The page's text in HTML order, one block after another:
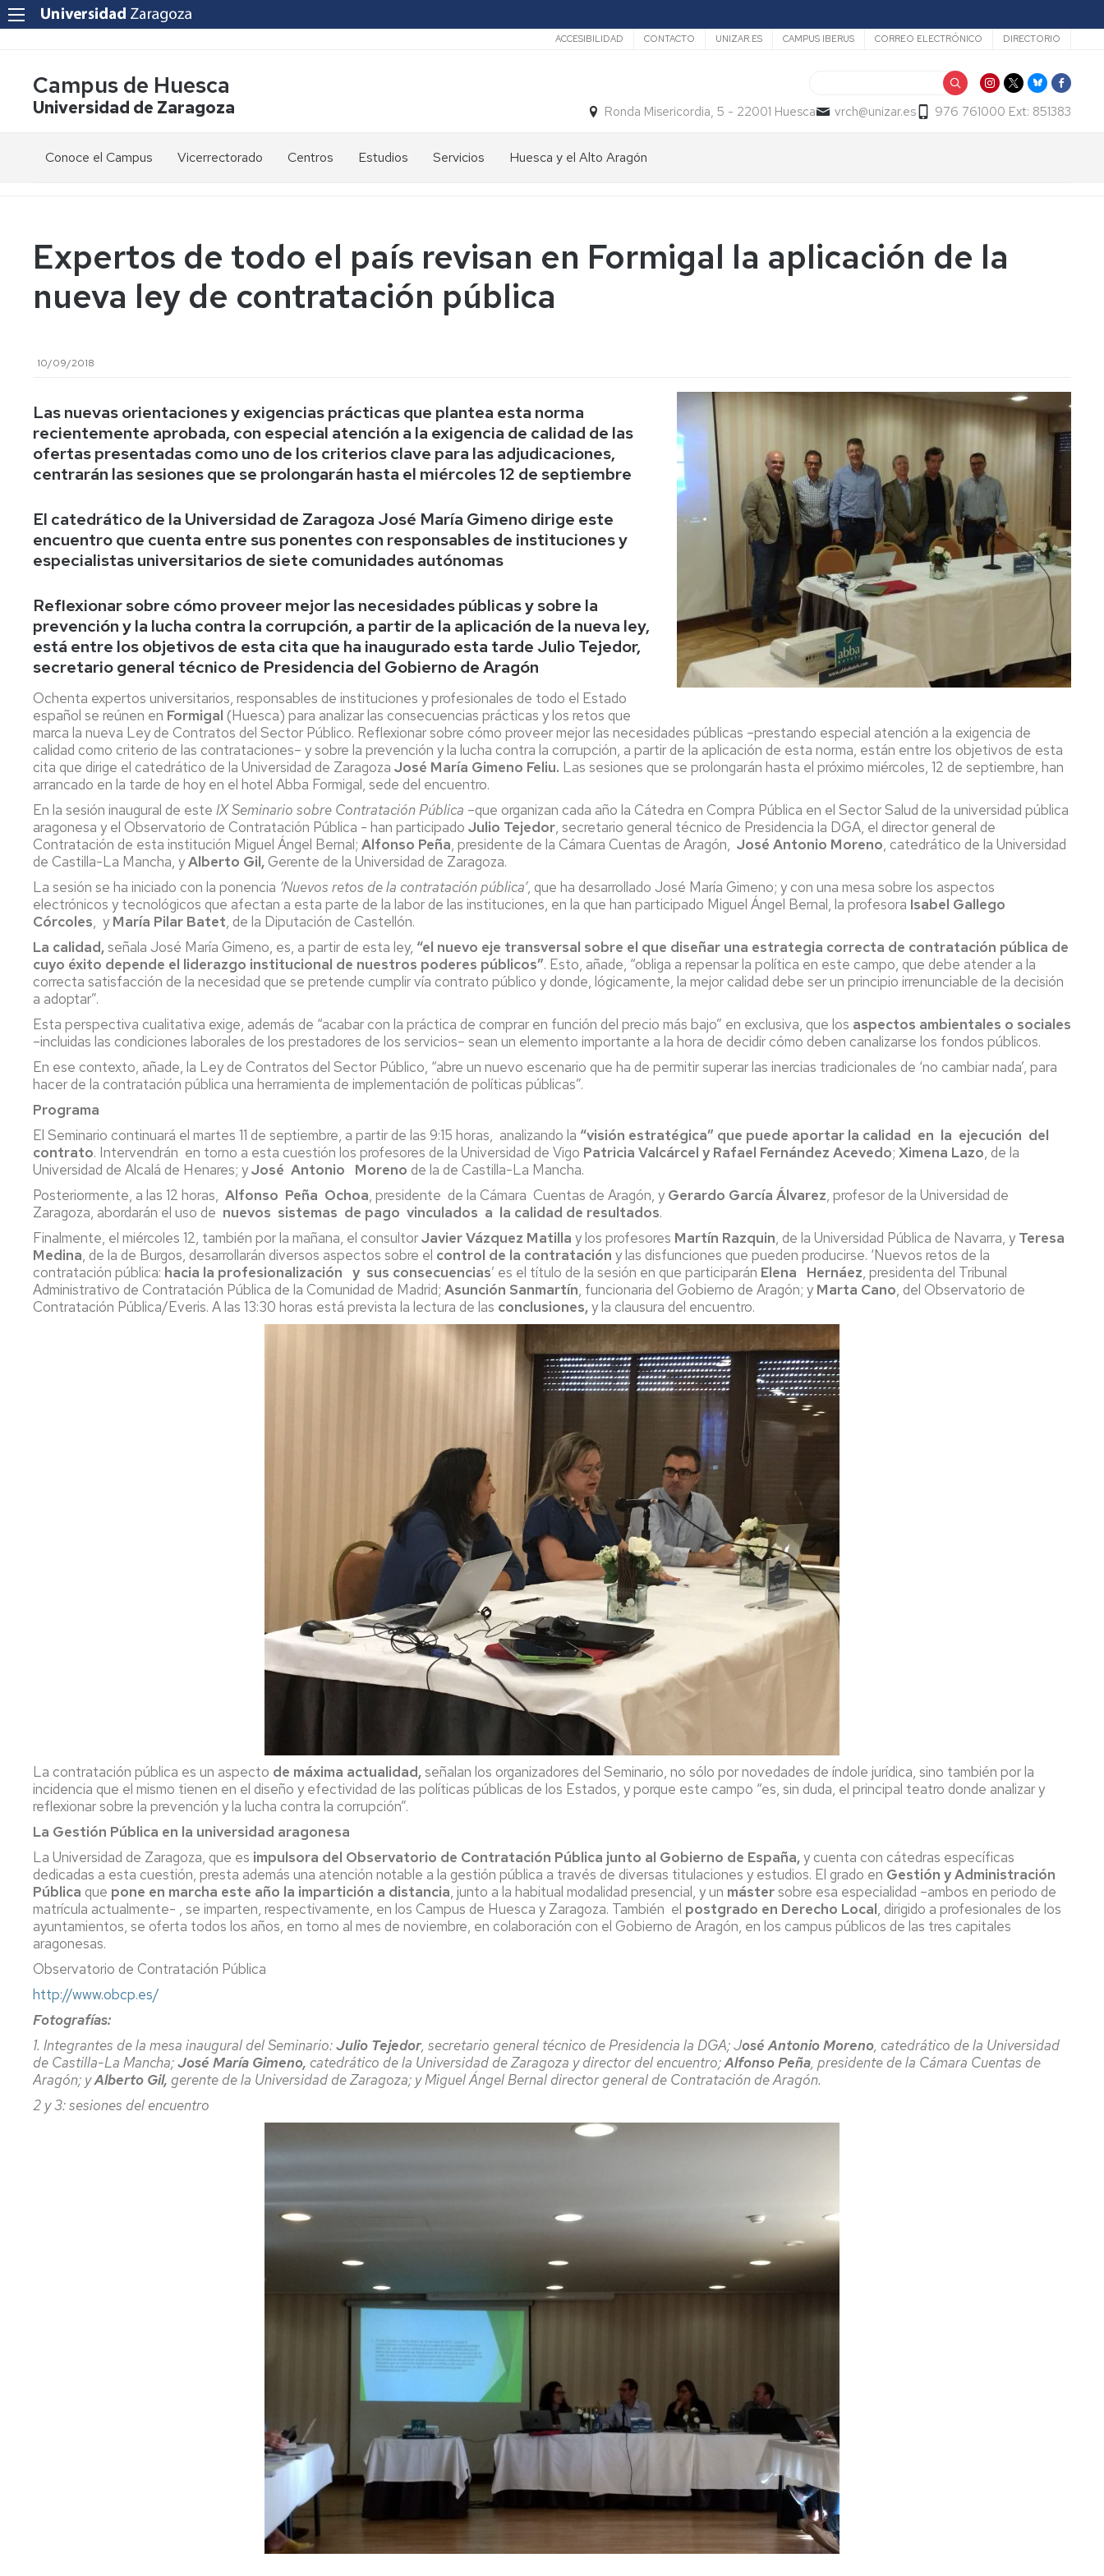
Secundario
ACCESIBILIDAD CONTACTO UNIZAR.ES CAMPUS IBERUS CORREO ELECTRÓNICO DIRECTORIO
Campus de Huesca
Universidad de Zaragoza Ronda Misericordia, 5 - 22001 Huesca vrch@unizar.es 976 761000 Ext: 851383
Conoce el Campus
Vicerrectora
Órganos
de
Gobierno
estamos
Documentos
de
referencia/Normativa
to
know
us
Vicerrectorado
elLenguas
Cursos
Universidad
de
la
Experiencia
Campus
de
Huesca
Servicios
Secretaría
Orientación
Empleo
Internacionalización
Comunicación
e
Imagen
Culturales
Comunicación
e
instalaciones
deportivas
Informática
comunicaciones
Servicio
de
Mantenimiento
Conserjería
y
correo
interno
Unizar
Otros
servicios
en
el
Campus
Centros Estudios
Estudios
postgrado
Servicios Huesca y el Alto Aragón
de
Turismo
En
Aragón
Cultura
Servicios
para
Expertos de todo el país revisan en Formigal la aplicación de la
nueva ley de contratación pública
10/09/2018
Las nuevas orientaciones y exigencias prácticas que plantea esta norma
recientemente aprobada, con especial atención a la exigencia de calidad de las
ofertas presentadas como uno de los criterios clave para las adjudicaciones,
centrarán las sesiones que se prolongarán hasta el miércoles 12 de septiembre
El catedrático de la Universidad de Zaragoza José María Gimeno dirige este
encuentro que cuenta entre sus ponentes con responsables de instituciones y
especialistas universitarios de siete comunidades autónomas
Reflexionar sobre cómo proveer mejor las necesidades públicas y sobre la
prevención y la lucha contra la corrupción, a partir de la aplicación de la nueva ley,
está entre los objetivos de esta cita que ha inaugurado esta tarde Julio Tejedor,
secretario general técnico de Presidencia del Gobierno de Aragón
Ochenta expertos universitarios, responsables de instituciones y profesionales de todo el Estado
español se reúnen en Formigal (Huesca) para analizar las consecuencias prácticas y los retos que
marca la nueva Ley de Contratos del Sector Público. Reflexionar sobre cómo proveer mejor las necesidades públicas –prestando especial atención a la exigencia de
calidad como criterio de las contrataciones– y sobre la prevención y la lucha contra la corrupción, a partir de la aplicación de esta norma, están entre los objetivos de esta
cita que dirige el catedrático de la Universidad de Zaragoza José María Gimeno Feliu. Las sesiones que se prolongarán hasta el próximo miércoles, 12 de septiembre, han
arrancado en la tarde de hoy en el hotel Abba Formigal, sede del encuentro.
En la sesión inaugural de este IX Seminario sobre Contratación Pública –que organizan cada año la Cátedra en Compra Pública en el Sector Salud de la universidad pública
aragonesa y el Observatorio de Contratación Pública - han participado Julio Tejedor, secretario general técnico de Presidencia la DGA, el director general de
Contratación de esta institución Miguel Ángel Bernal; Alfonso Peña, presidente de la Cámara Cuentas de Aragón, José Antonio Moreno, catedrático de la Universidad
de Castilla-La Mancha, yAlberto Gil,Gerente de la Universidad de Zaragoza.
La sesión se ha iniciado con la ponencia ‘Nuevos retos de la contratación pública’, que ha desarrollado José María Gimeno; y con una mesa sobre los aspectos
electrónicos y tecnológicos que afectan a esta parte de la labor de las instituciones, en la que han participado Miguel Ángel Bernal, la profesora Isabel Gallego
Córcoles, y María Pilar Batet, de la Diputación de Castellón.
La calidad,señala José María Gimeno, es, a partir de esta ley, “el nuevo eje transversal sobre el que diseñar una estrategia correcta de contratación pública de
cuyo éxito depende el liderazgo institucional de nuestros poderes públicos”. Esto, añade, “obliga a repensar la política en este campo, que debe atender a la
correcta satisfacción de la necesidad que se pretende cumplir vía contrato público y donde, lógicamente, la mejor calidad debe ser un principio irrenunciable de la decisión
a adoptar”.
Esta perspectiva cualitativa exige, además de “acabar con la práctica de comprar en función del precio más bajo” en exclusiva, que los aspectos ambientales o sociales
–incluidas las condiciones laborales de los prestadores de los servicios– sean un elemento importante a la hora de decidir cómo deben canalizarse los fondos públicos.
En ese contexto, añade, la Ley de Contratos del Sector Público, “abre un nuevo escenario que ha de permitir superar las inercias tradicionales de ‘no cambiar nada’, para
hacer de la contratación pública una herramienta de implementación de políticas públicas”.
Programa
El Seminario continuará el martes 11 de septiembre, a partir de las 9:15 horas, analizando la “visión estratégica” que puede aportar la calidad en la ejecución del
contrato. Intervendrán en torno a esta cuestión los profesores de la Universidad de Vigo Patricia Valcárcel y Rafael Fernández Acevedo; Ximena Lazo, de la
Universidad de Alcalá de Henares; yJosé Antonio Moreno de la de Castilla-La Mancha.
Posteriormente, a las 12 horas, Alfonso Peña Ochoa, presidente de la Cámara Cuentas de Aragón, y Gerardo García Álvarez, profesor de la Universidad de
Zaragoza, abordarán el uso de nuevos sistemas de pago vinculados a la calidad de resultados.
Finalmente, el miércoles 12, también por la mañana, el consultorJavier Vázquez Matilla y los profesores Martín Razquin, de la Universidad Pública de Navarra, y Teresa
Medina, de la de Burgos, desarrollarán diversos aspectos sobre el control de la contratación y las disfunciones que pueden producirse. ‘Nuevos retos de la
contratación pública: hacia la profesionalización y sus consecuencias’ es el título de la sesión en que participarán Elena Hernáez, presidenta del Tribunal
Administrativo de Contratación Pública de la Comunidad de Madrid; Asunción Sanmartín, funcionaria del Gobierno de Aragón; y Marta Cano, del Observatorio de
Contratación Pública/Everis. A las 13:30 horas está prevista la lectura de las conclusiones,y la clausura del encuentro.
La contratación pública es un aspecto de máxima actualidad,señalan los organizadores del Seminario, no sólo por novedades de índole jurídica, sino también por la
incidencia que el mismo tienen en el diseño y efectividad de las políticas públicas de los Estados, y porque este campo “es, sin duda, el principal teatro donde analizar y
reflexionar sobre la prevención y la lucha contra la corrupción”.
La Gestión Pública en la universidad aragonesa
La Universidad de Zaragoza, que es impulsora del Observatorio de Contratación Pública junto al Gobierno de España,y cuenta con cátedras específicas
dedicadas a esta cuestión, presta además una atención notable a la gestión pública a través de diversas titulaciones y estudios. El grado en Gestión y Administración
Pública que pone en marcha este año la impartición a distancia, junto a la habitual modalidad presencial, y un mástersobre esa especialidad –ambos en periodo de
matrícula actualmente- , se imparten, respectivamente, en los Campus de Huesca y Zaragoza. También el postgrado en Derecho Local, dirigido a profesionales de los
ayuntamientos, se oferta todos los años, en torno al mes de noviembre, en colaboración con el Gobierno de Aragón, en los campus públicos de las tres capitales
aragonesas.
Observatorio de Contratación Pública
http://www.obcp.es/
Fotografías:
1. Integrantes de la mesa inaugural del Seminario:Julio Tejedor, secretario general técnico de Presidencia la DGA; José Antonio Moreno, catedrático de la Universidad
de Castilla-La Mancha;José María Gimeno, catedrático de la Universidad de Zaragoza y director del encuentro;Alfonso Peña, presidente de la Cámara Cuentas de
Aragón; yAlberto Gil, gerente de la Universidad de Zaragoza; y Miguel Ángel Bernal director general de Contratación de Aragón.
2 y 3: sesiones del encuentro